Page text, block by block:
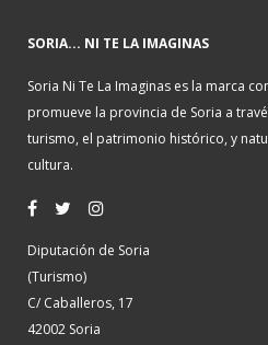
SORIA... NI TE LA IMAGINAS
Soria Ni Te La Imaginas es la marca
promueve la provincia de Soria a
turismo, el patrimonio histórico, y
cultura.
Diputación de Soria
(Turismo)
C/ Caballeros, 17
42002 Soria